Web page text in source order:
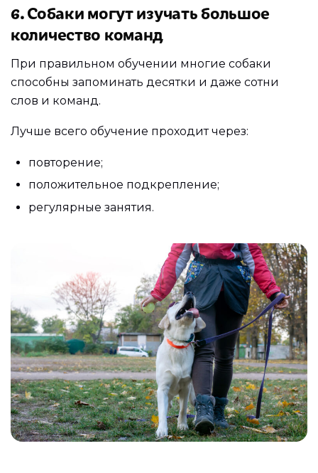
6. Собаки могут изучать большое
количество команд
При правильном обучении многие собаки
способны запоминать десятки и даже сотни
слов и команд.
Лучше всего обучение проходит через:
повторение;
положительное подкрепление;
регулярные занятия.